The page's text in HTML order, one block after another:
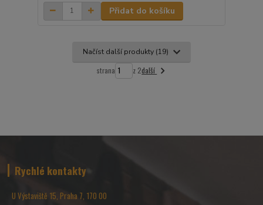
Přidat do košíku
Načíst další produkty (19)
strana z 2další
Rychlé kontakty
U Výstaviště 15, Praha 7, 170 00